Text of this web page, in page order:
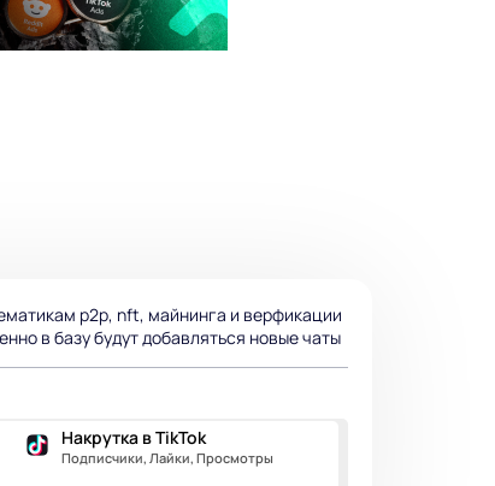
p2p, nft, майнинга и верфикации
в базу будут добавляться новые чаты
Накрутка в TikTok
Подписчики, Лайки, Просмотры